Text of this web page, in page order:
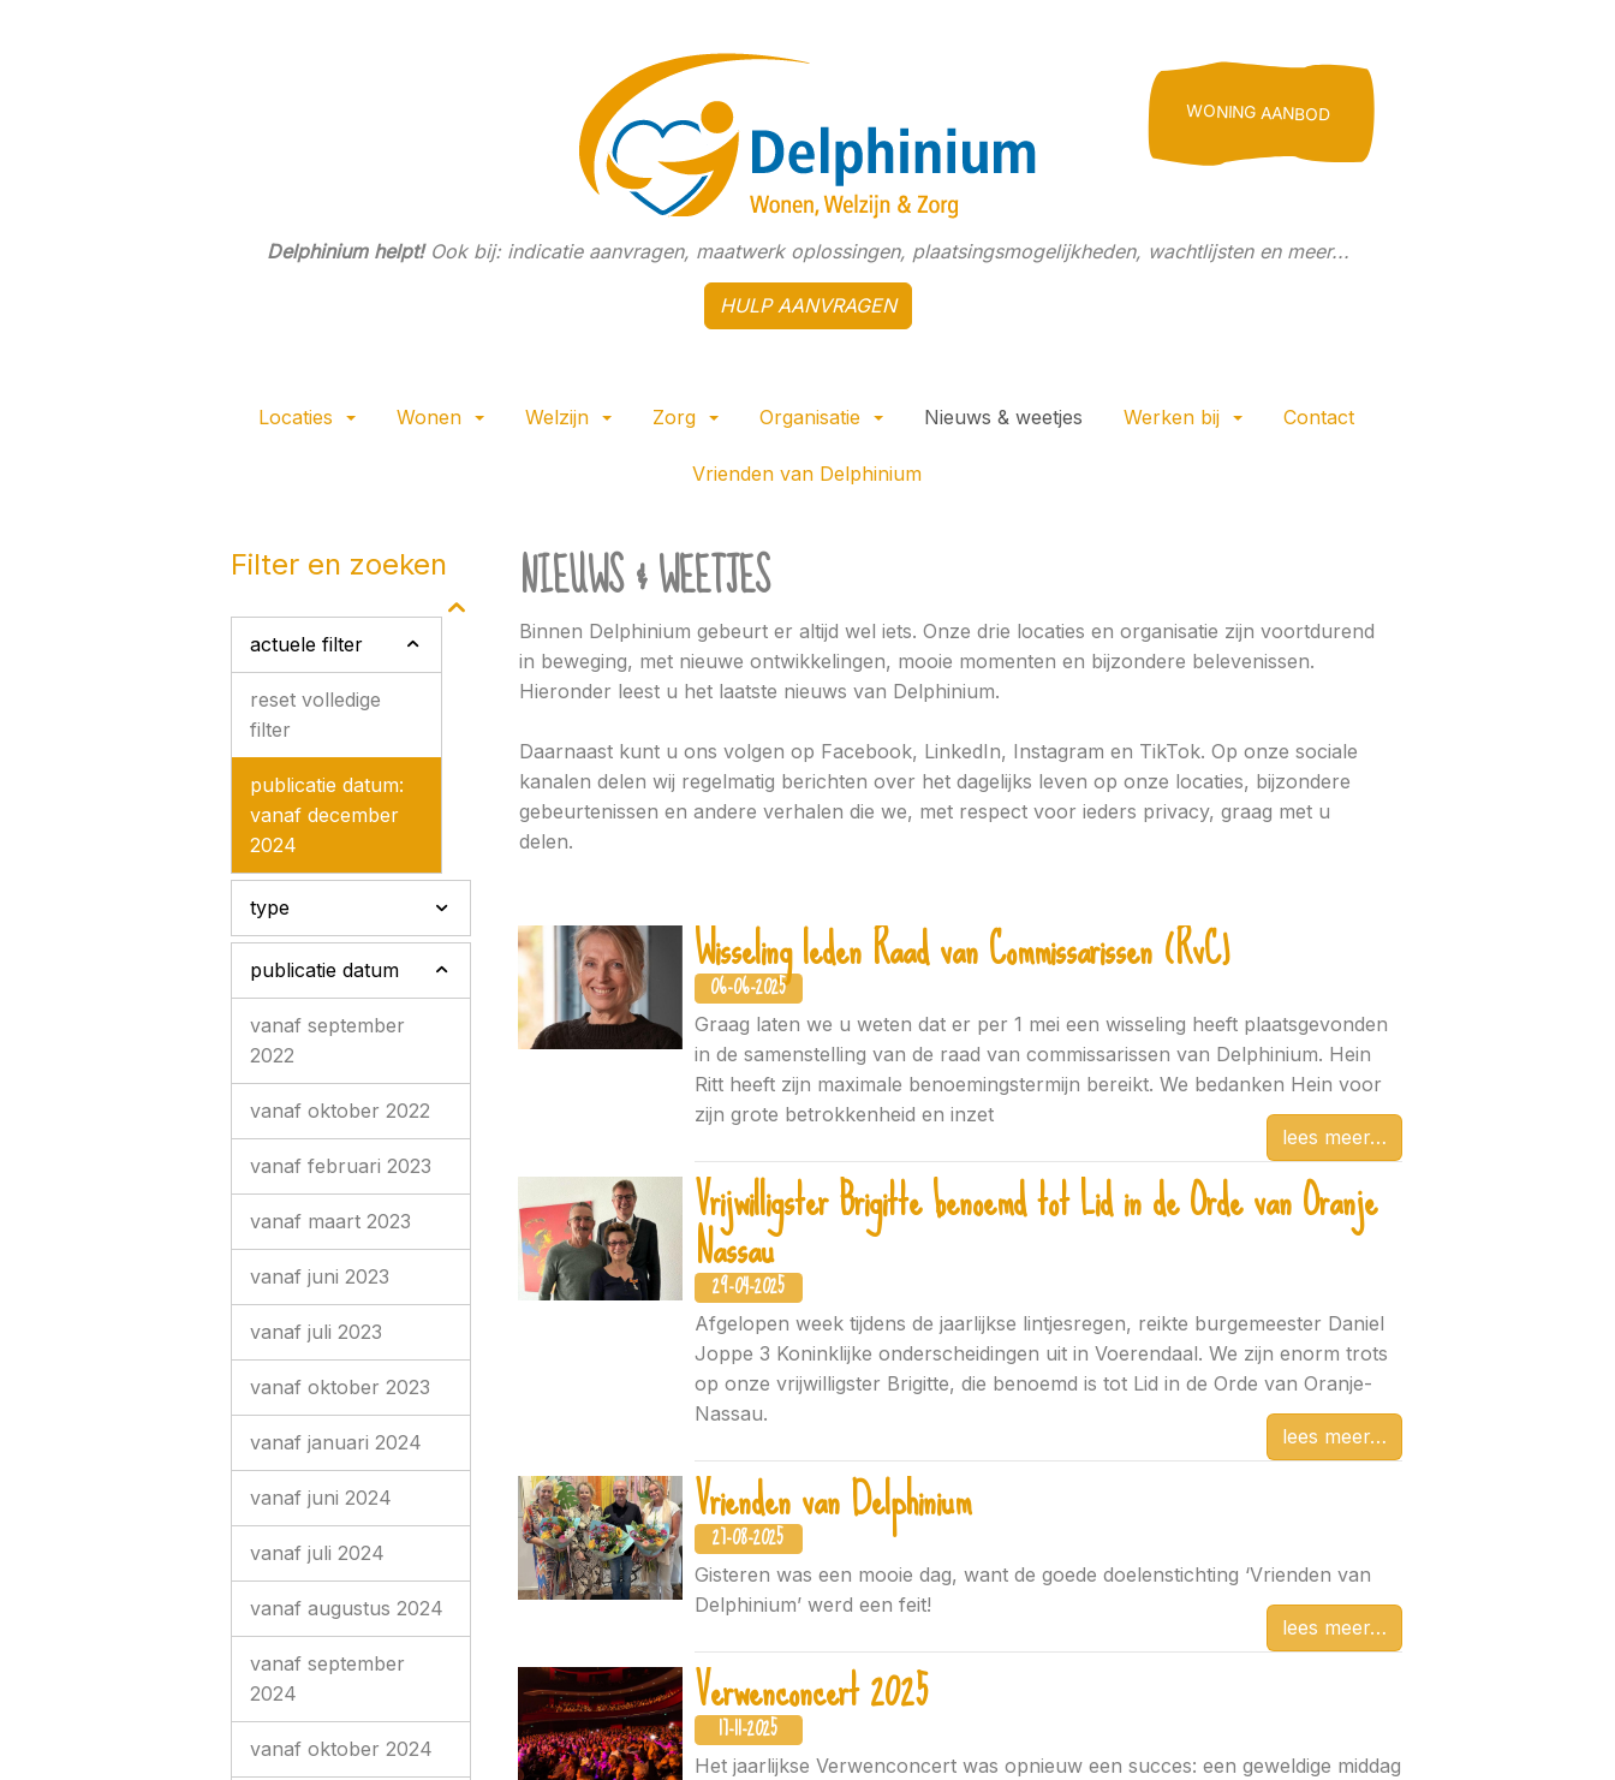
WONING AANBOD
Delphinium helpt! Ook bij: indicatie aanvragen, maatwerk oplossingen, plaatsingsmogelijkheden, wachtlijsten en meer...
HULP AANVRAGEN
Locaties Wonen Welzijn Zorg Organisatie Nieuws & weetjes Werken bij Contact
Vrienden van Delphinium
filter en zoeken
actuele filter
reset volledige
filter
publicatie datum:
vanaf december
2024
type
publicatie datum
vanaf september
2022
vanaf oktober 2022
vanaf februari 2023
vanaf maart 2023
vanaf juni 2023
vanaf juli 2023
vanaf oktober 2023
vanaf januari 2024
vanaf juni 2024
vanaf juli 2024
vanaf augustus 2024
vanaf september
2024
vanaf oktober 2024
NIEUWS & WEETJES
Binnen Delphinium gebeurt er altijd wel iets. Onze drie locaties en organisatie zijn voortdurend
in beweging, met nieuwe ontwikkelingen, mooie momenten en bijzondere belevenissen.
Hieronder leest u het laatste nieuws van Delphinium.
Daarnaast kunt u ons volgen op Facebook, LinkedIn, Instagram en TikTok. Op onze sociale
kanalen delen wij regelmatig berichten over het dagelijks leven op onze locaties, bijzondere
gebeurtenissen en andere verhalen die we, met respect voor ieders privacy, graag met u
delen.
Wisseling leden Raad van Commissarissen (RvC)
06-06-2025
Graag laten we u weten dat er per 1 mei een wisseling heeft plaatsgevonden
in de samenstelling van de raad van commissarissen van Delphinium. Hein
Ritt heeft zijn maximale benoemingstermijn bereikt. We bedanken Hein voor
zijn grote betrokkenheid en inzet
lees meer
Vrijwilligster Brigitte benoemd tot Lid in de Orde van Oranje
Nassau
29-04-2025
Afgelopen week tijdens de jaarlijkse lintjesregen, reikte burgemeester Daniel
Joppe 3 Koninklijke onderscheidingen uit in Voerendaal. We zijn enorm trots
op onze vrijwilligster Brigitte, die benoemd is tot Lid in de Orde van Oranje-
Nassau.
lees meer
Vrienden van Delphinium
27-08-2025
Gisteren was een mooie dag, want de goede doelenstichting ‘Vrienden van
Delphinium’ werd een feit!
lees meer
Verwenconcert 2025
17-11-2025
Het jaarlijkse Verwenconcert was opnieuw een succes: een geweldige middag